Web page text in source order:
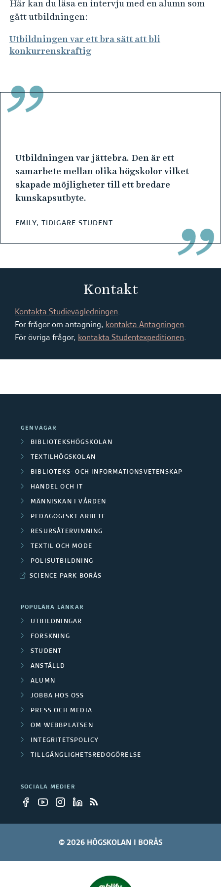
Här kan du läsa en intervju med en alumn som
gått utbildningen:
Utbildningen var ett bra sätt att bli
konkurrenskraftig
Utbildningen var jättebra. Den är ett
samarbete mellan olika högskolor vilket
skapade möjligheter till ett bredare
kunskapsutbyte.
EMILY, TIDIGARE STUDENT
Kontakt
Kontakta Studievägledningen.
För frågor om antagning, kontakta Antagningen.
För övriga frågor, kontakta Studentexpeditionen.
GENVÄGAR
BIBLIOTEKSHÖGSKOLAN
TEXTILHÖGSKOLAN
BIBLIOTEKS- OCH INFORMATIONSVETENSKAP
HANDEL OCH IT
MÄNNISKAN I VÅRDEN
PEDAGOGISKT ARBETE
RESURSÅTERVINNING
TEXTIL OCH MODE
POLISUTBILDNING
SCIENCE PARK BORÅS
POPULÄRA LÄNKAR
UTBILDNINGAR
FORSKNING
STUDENT
ANSTÄLLD
ALUMN
JOBBA HOS OSS
PRESS OCH MEDIA
OM WEBBPLATSEN
INTEGRITETSPOLICY
TILLGÄNGLIGHETSREDOGÖRELSE
SOCIALA MEDIER
© 2026 HÖGSKOLAN I BORÅS